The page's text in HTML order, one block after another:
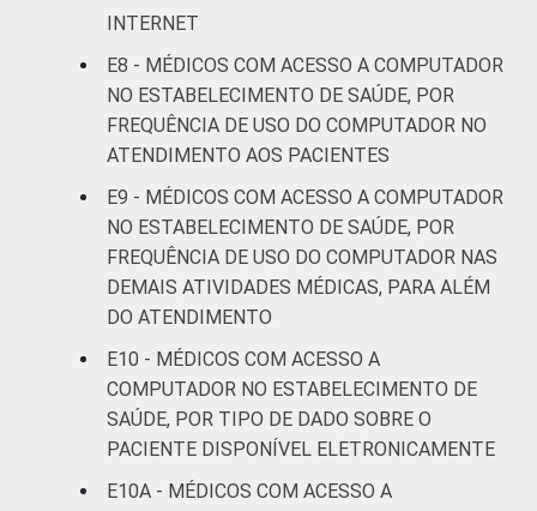
De 36 a 50
anos
13
De 51
mais
LOCALIZAÇÃO Capital 9
Fonte: CGI.br/NIC.br, Centro Regional de
Estudos para o Desenvolvimento da
Sociedade da Informação (Cetic.br),
informação e comunicação nos
INTERNET
E8 - MÉDICOS COM ACESSO A COMPUTADOR
NO ESTABELECIMENTO DE SAÚDE, POR
FREQUÊNCIA DE USO DO COMPUTADOR NO
ATENDIMENTO AOS PACIENTES
E9 - MÉDICOS COM ACESSO A COMPUTADOR
NO ESTABELECIMENTO DE SAÚDE, POR
FREQUÊNCIA DE USO DO COMPUTADOR NAS
DEMAIS ATIVIDADES MÉDICAS, PARA ALÉM
DO ATENDIMENTO
E10 - MÉDICOS COM ACESSO A
COMPUTADOR NO ESTABELECIMENTO DE
SAÚDE, POR TIPO DE DADO SOBRE O
PACIENTE DISPONÍVEL ELETRONICAMENTE
E10A - MÉDICOS COM ACESSO A